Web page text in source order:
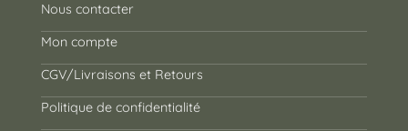
Nous contacter
Mon compte
CGV/Livraisons et Retours
Politique de confidentialité